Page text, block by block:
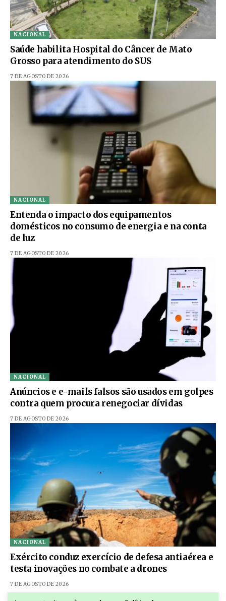
NACIONAL
Saúde habilita Hospital do Câncer de Mato
Grosso para atendimento do SUS
7 DE AGOSTO DE 2026
NACIONAL
Entenda o impacto dos equipamentos
domésticos no consumo de energia e na conta
de luz
7 DE AGOSTO DE 2026
NACIONAL
Anúncios e e-mails falsos são usados em golpes
contra quem procura renegociar dívidas
7 DE AGOSTO DE 2026
NACIONAL
Exército conduz exercício de defesa antiaérea e
testa inovações no combate a drones
7 DE AGOSTO DE 2026